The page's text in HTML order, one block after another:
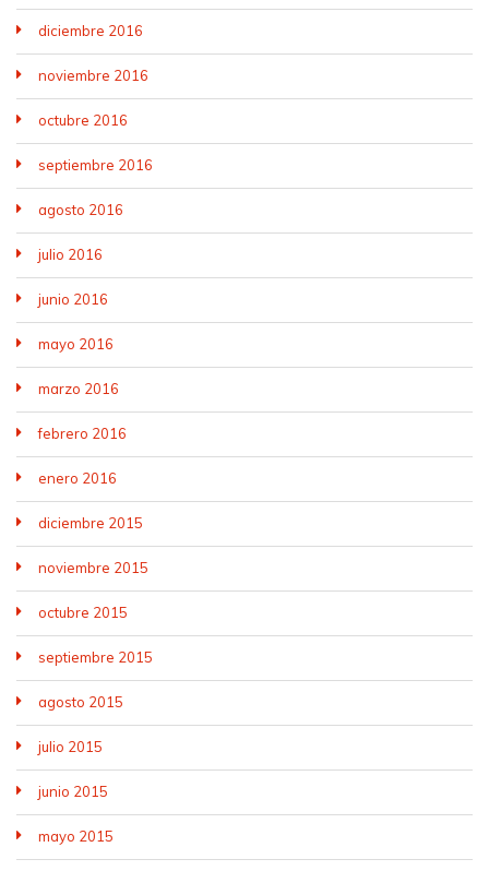
diciembre 2016
noviembre 2016
octubre 2016
septiembre 2016
agosto 2016
julio 2016
junio 2016
mayo 2016
marzo 2016
febrero 2016
enero 2016
diciembre 2015
noviembre 2015
octubre 2015
septiembre 2015
agosto 2015
julio 2015
junio 2015
mayo 2015